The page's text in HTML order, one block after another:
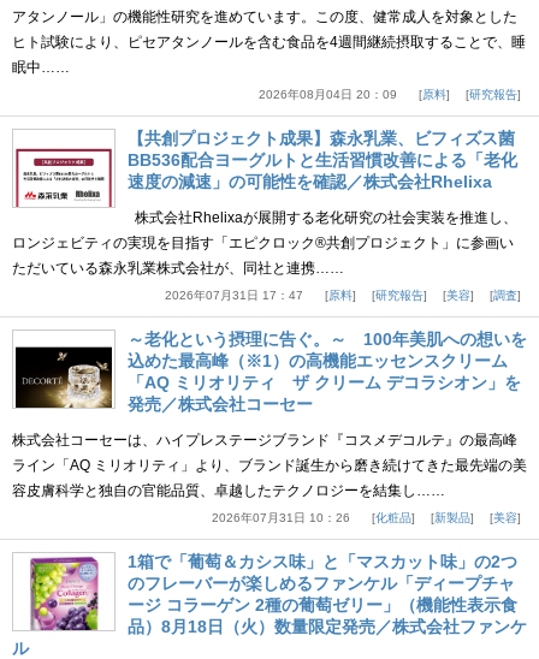
アタンノール」の機能性研究を進めています。この度、健常成人を対象とした
ヒト試験により、ピセアタンノールを含む食品を4週間継続摂取することで、睡
眠中……
2026年08月04日 20：09 原料 研究報告
【共創プロジェクト成果】森永乳業、ビフィズス菌
BB536配合ヨーグルトと生活習慣改善による「老化
速度の減速」の可能性を確認／株式会社Rhelixa
株式会社Rhelixaが展開する老化研究の社会実装を推進し、
ロンジェビティの実現を目指す「エピクロック®共創プロジェクト」に参画い
ただいている森永乳業株式会社が、同社と連携……
2026年07月31日 17：47 原料 研究報告 美容 調査
～老化という摂理に告ぐ。～ 100年美肌への想いを
込めた最高峰（※1）の高機能エッセンスクリーム
「AQ ミリオリティ ザ クリーム デコラシオン」を
発売／株式会社コーセー
株式会社コーセーは、ハイプレステージブランド『コスメデコルテ』の最高峰
ライン「AQ ミリオリティ」より、ブランド誕生から磨き続けてきた最先端の美
容皮膚科学と独自の官能品質、卓越したテクノロジーを結集し……
2026年07月31日 10：26 化粧品 新製品 美容
1箱で「葡萄＆カシス味」と「マスカット味」の2つ
のフレーバーが楽しめるファンケル「ディープチャ
ージ コラーゲン 2種の葡萄ゼリー」（機能性表示食
品）8月18日（火）数量限定発売／株式会社ファンケ
ル